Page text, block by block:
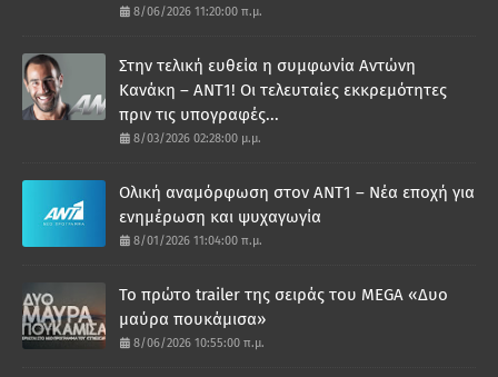
8/06/2026 11:20:00 π.μ.
Στην τελική ευθεία η συμφωνία Αντώνη
Κανάκη – ΑΝΤ1! Οι τελευταίες εκκρεμότητες
πριν τις υπογραφές...
8/03/2026 02:28:00 μ.μ.
Ολική αναμόρφωση στον ΑΝΤ1 – Νέα εποχή για
ενημέρωση και ψυχαγωγία
8/01/2026 11:04:00 π.μ.
Το πρώτο trailer της σειράς του MEGA «Δυο
μαύρα πουκάμισα»
8/06/2026 10:55:00 π.μ.